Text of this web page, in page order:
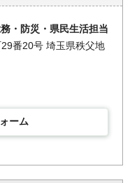
・防災・県民生活担当
番20号 埼玉県秩父地
ーム